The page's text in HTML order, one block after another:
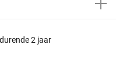
2 jaar